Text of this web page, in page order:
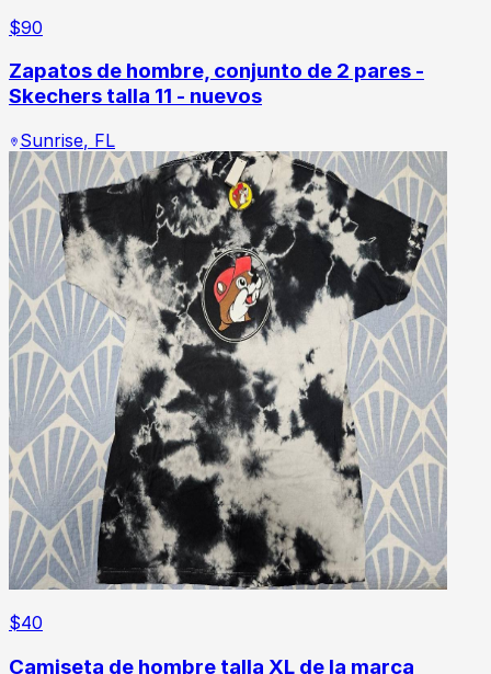
$90
Zapatos de hombre, conjunto de 2 pares -
Skechers talla 11 - nuevos
Sunrise, FL
$40
Camiseta de hombre talla XL de la marca